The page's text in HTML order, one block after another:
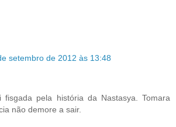
setembro de 2012 às 13:48
fisgada pela história da Nastasya. Tomara
não demore a sair.